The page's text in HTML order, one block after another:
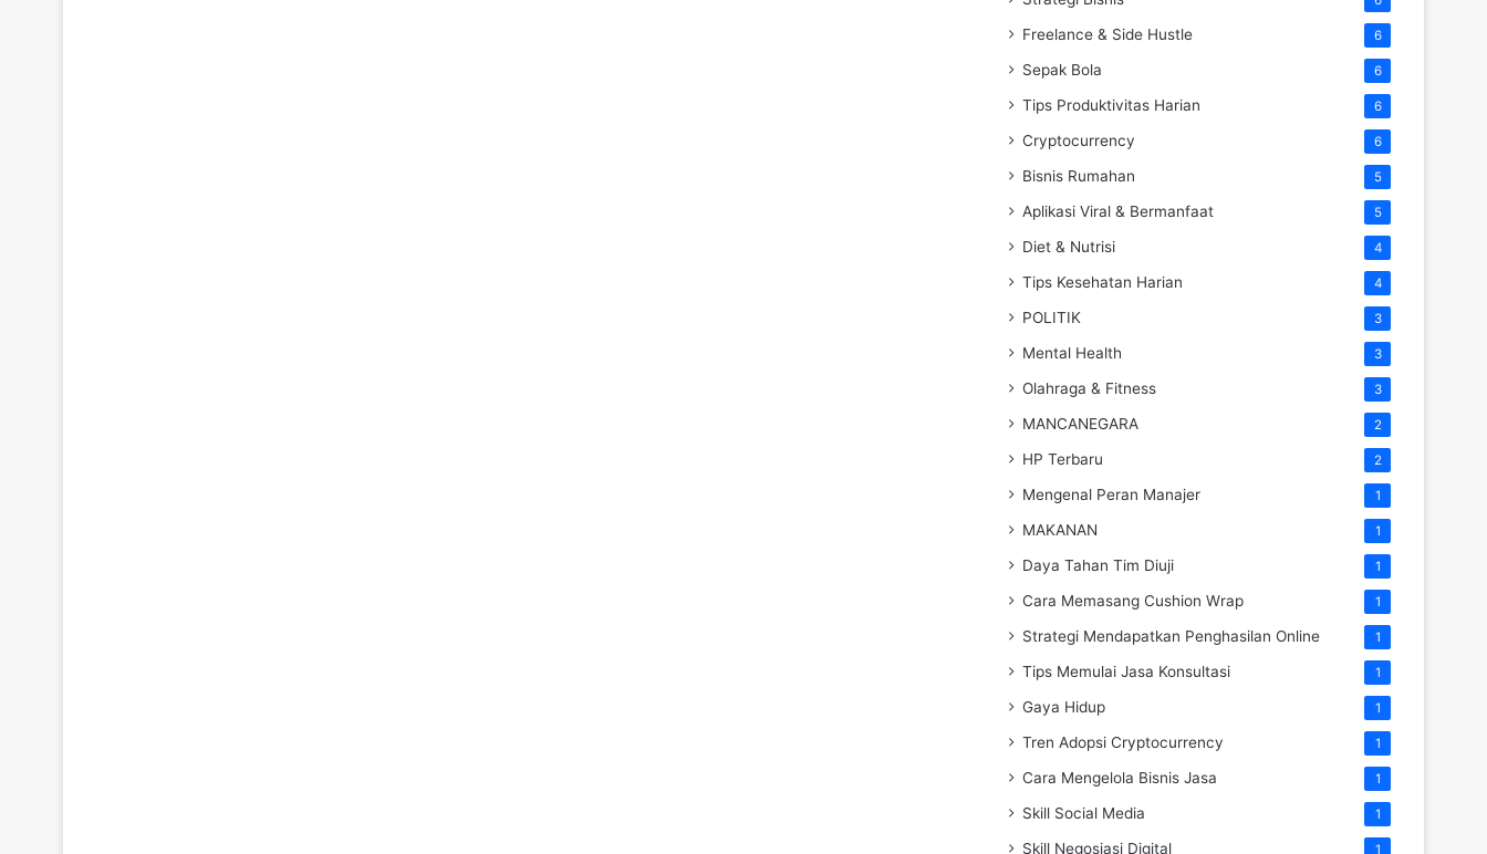
Freelance & Side Hustle 6
Sepak Bola 6
Tips Produktivitas Harian 6
Cryptocurrency 6
Bisnis Rumahan 5
Aplikasi Viral & Bermanfaat 5
Diet & Nutrisi 4
Tips Kesehatan Harian 4
POLITIK 3
Mental Health 3
Olahraga & Fitness 3
MANCANEGARA 2
HP Terbaru 2
Mengenal Peran Manajer 1
MAKANAN 1
Daya Tahan Tim Diuji 1
Cara Memasang Cushion Wrap 1
Strategi Mendapatkan Penghasilan Online 1
Tips Memulai Jasa Konsultasi 1
Gaya Hidup 1
Tren Adopsi Cryptocurrency 1
Cara Mengelola Bisnis Jasa 1
Skill Social Media 1
Skill Negosiasi Digital 1